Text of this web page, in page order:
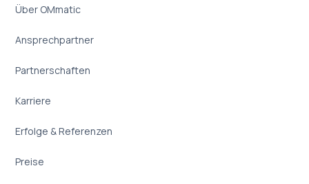
Über OMmatic
Ansprechpartner
Partnerschaften
Karriere
Erfolge & Referenzen
Preise